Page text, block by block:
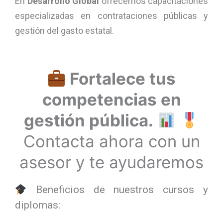
especializadas en contrataciones públicas y
gestión del gasto estatal.
Fortalece tus
competencias en
gestión pública.
Contacta ahora con un
asesor y te ayudaremos
Beneficios de nuestros cursos y
diplomas: